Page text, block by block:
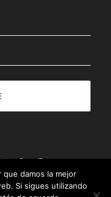
| Política de
que damos la mejor
Si sigues utilizando